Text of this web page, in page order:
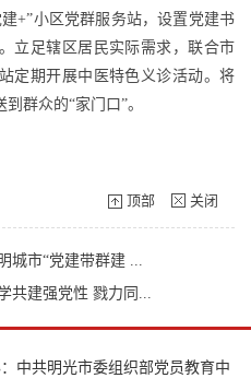
+”小区党群服务站，设置党建书
立足辖区居民实际需求，联合市
定期开展中医特色义诊活动。将
群众的“家门口”。
顶部 关闭
城市“党建带群建 ...
共建强党性 戮力同...
中共明光市委组织部党员教育中